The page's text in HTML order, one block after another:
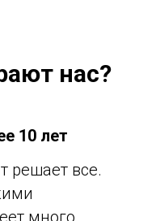
нас?
10 лет
решает все.
много